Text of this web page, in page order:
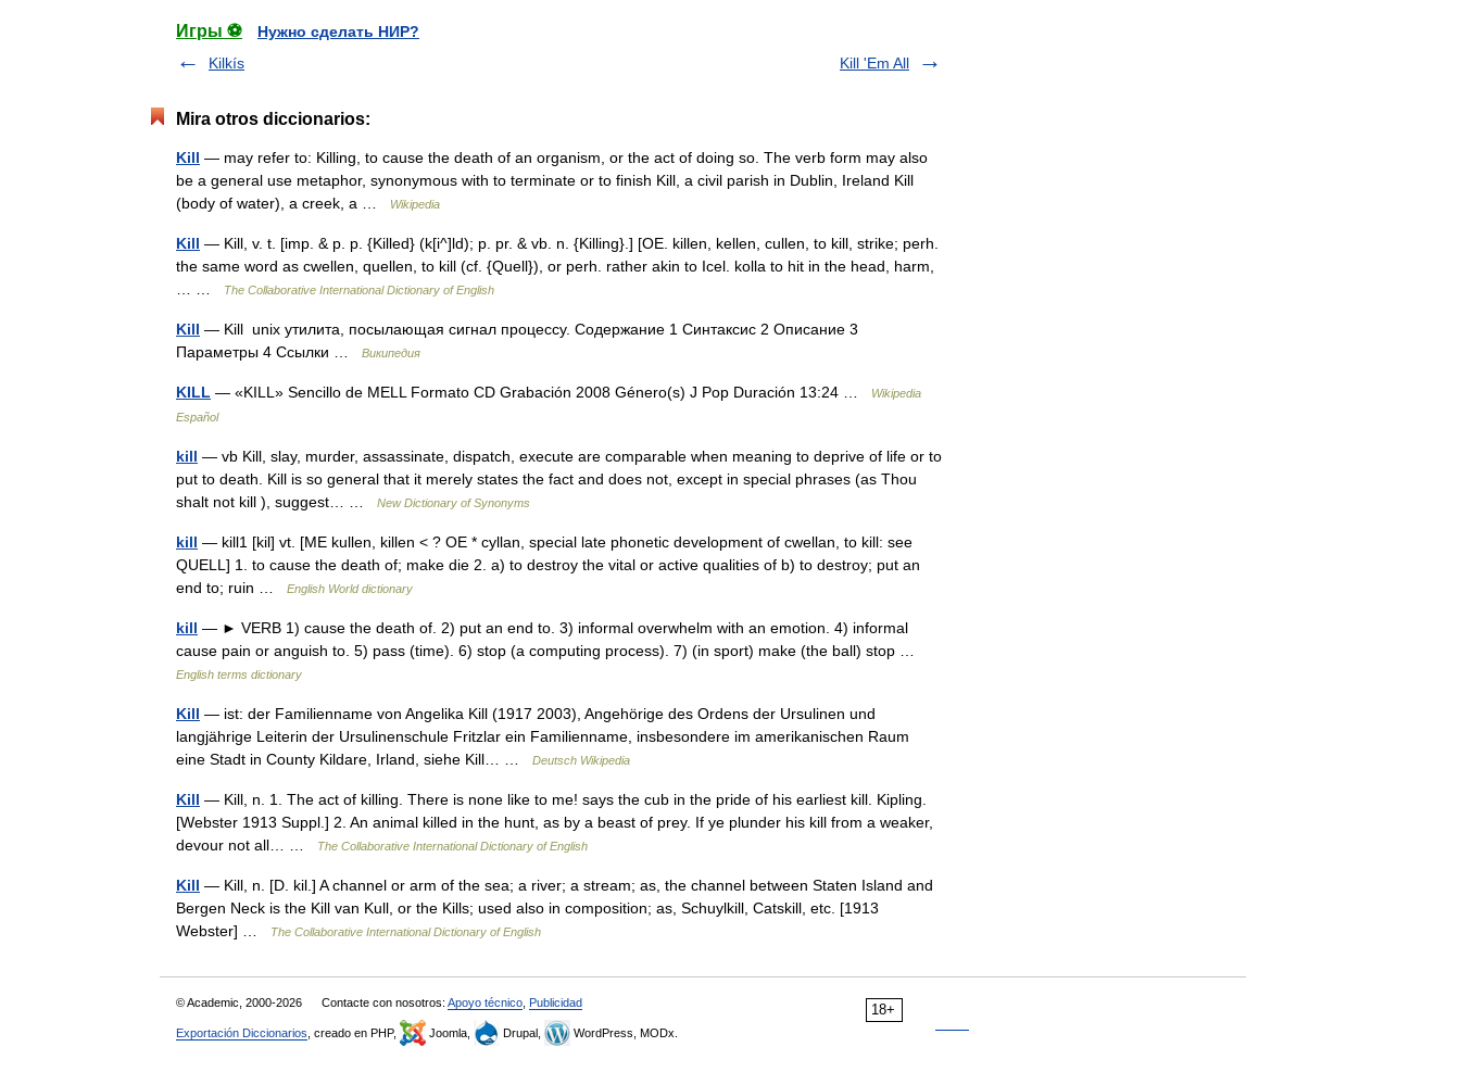
Игры ⚽
Нужно сделать НИР?
Kilkís
Kill 'Em All
Mira otros diccionarios:
Kill — may refer to: Killing, to cause the death of an organism, or the act of doing so. The verb form may also
be a general use metaphor, synonymous with to terminate or to finish Kill, a civil parish in Dublin, Ireland Kill
(body of water), a creek, a …
Wikipedia
Kill — Kill, v. t. [imp. & p. p. {Killed} (k[i^]ld); p. pr. & vb. n. {Killing}.] [OE. killen, kellen, cullen, to kill, strike; perh.
the same word as cwellen, quellen, to kill (cf. {Quell}), or perh. rather akin to Icel. kolla to hit in the head, harm,
The Collaborative International Dictionary of English
Kill — Kill unix утилита, посылающая сигнал процессу. Содержание 1 Синтаксис 2 Описание 3
Параметры 4 Ссылки …
Википедия
KILL — «KILL» Sencillo de MELL Formato CD Grabación 2008 Género(s) J Pop Duración 13:24 …
Wikipedia
Español
kill — vb Kill, slay, murder, assassinate, dispatch, execute are comparable when meaning to deprive of life or to
put to death. Kill is so general that it merely states the fact and does not, except in special phrases (as Thou
shalt not kill ), suggest… …
New Dictionary of Synonyms
kill — kill1 [kil] vt. [ME kullen, killen < ? OE * cyllan, special late phonetic development of cwellan, to kill: see
QUELL] 1. to cause the death of; make die 2. a) to destroy the vital or active qualities of b) to destroy; put an
end to; ruin …
English World dictionary
kill — ► VERB 1) cause the death of. 2) put an end to. 3) informal overwhelm with an emotion. 4) informal
cause pain or anguish to. 5) pass (time). 6) stop (a computing process). 7) (in sport) make (the ball) stop …
English terms dictionary
Kill — ist: der Familienname von Angelika Kill (1917 2003), Angehörige des Ordens der Ursulinen und
langjährige Leiterin der Ursulinenschule Fritzlar ein Familienname, insbesondere im amerikanischen Raum
eine Stadt in County Kildare, Irland, siehe Kill… …
Deutsch Wikipedia
Kill — Kill, n. 1. The act of killing. There is none like to me! says the cub in the pride of his earliest kill. Kipling.
[Webster 1913 Suppl.] 2. An animal killed in the hunt, as by a beast of prey. If ye plunder his kill from a weaker,
devour not all… …
The Collaborative International Dictionary of English
Kill — Kill, n. [D. kil.] A channel or arm of the sea; a river; a stream; as, the channel between Staten Island and
Bergen Neck is the Kill van Kull, or the Kills; used also in composition; as, Schuylkill, Catskill, etc. [1913
Webster] …
The Collaborative International Dictionary of English
18+
© Academic, 2000-2026 Contacte con nosotros: Apoyo técnico Publicidad
Exportación Diccionarios , creado en PHP, Joomla, Drupal, WordPress, MODx.